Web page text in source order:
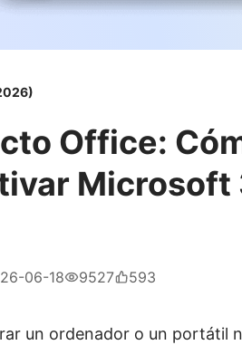
Office:
Microsoft
06-18 9527 593
un ordenador o un portátil